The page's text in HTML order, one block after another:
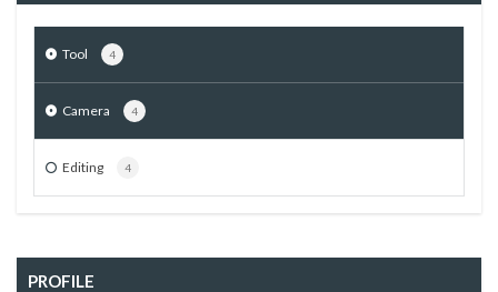
Tool 4
Camera 4
Editing 4
PROFILE